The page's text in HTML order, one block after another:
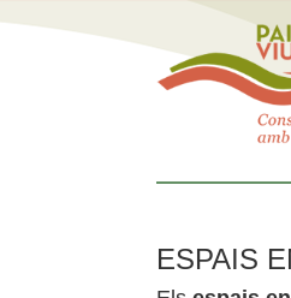
ESPAIS